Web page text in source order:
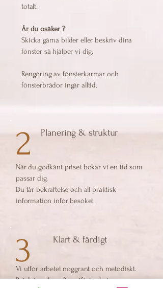
totalt.
Är du osäker ?
Skicka gärna bilder eller beskriv dina
fönster så hjälper vi dig.
Rengöring av fönsterkarmar och
fönsterbrädor ingår alltid.
2 Planering & struktur
När du godkänt priset bokar vi en tid som
passar dig.
Du får bekräftelse och all praktisk
information inför besöket.
3 Klart & färdigt
Vi utför arbetet noggrant och metodiskt.
Betalning sker efter utfört arbete.